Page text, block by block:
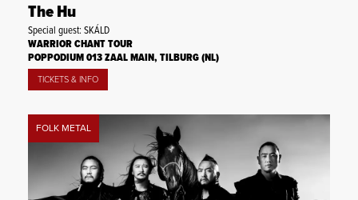
The Hu
Special guest: SKÁLD
WARRIOR CHANT TOUR
POPPODIUM 013 ZAAL MAIN, TILBURG (NL)
TICKETS & INFO
FOLK METAL